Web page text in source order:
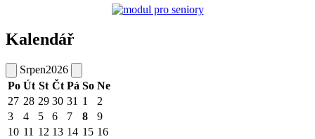
Kalendář
Srpen2026
Po Út St Čt Pá So Ne
27 28 29 30 31 1
2
3
4 5 6 7 8
9
10 11 12 13 14 15 16